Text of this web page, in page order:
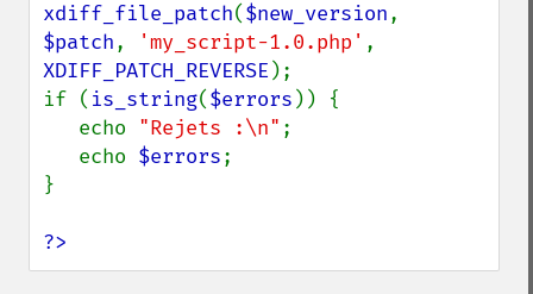
xdiff_file_patch($new_version
$patch, 'my_script-1.0.php'
XDIFF_PATCH_REVERSE );
if ( is_string($errors )) {
   echo
"Rejets :\n" ;
   echo
$errors;
}
?>